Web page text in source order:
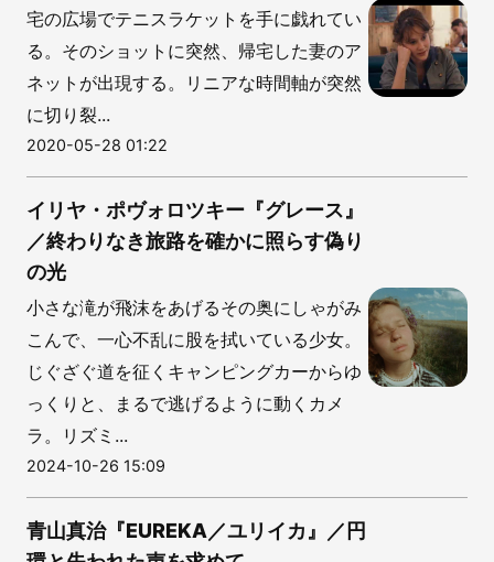
宅の広場でテニスラケットを手に戯れてい
る。そのショットに突然、帰宅した妻のア
ネットが出現する。リニアな時間軸が突然
に切り裂...
2020-05-28 01:22
イリヤ・ポヴォロツキー『グレース』
／終わりなき旅路を確かに照らす偽り
の光
小さな滝が飛沫をあげるその奥にしゃがみ
こんで、一心不乱に股を拭いている少女。
じぐざぐ道を征くキャンピングカーからゆ
っくりと、まるで逃げるように動くカメ
ラ。リズミ...
2024-10-26 15:09
青山真治『EUREKA／ユリイカ』／円